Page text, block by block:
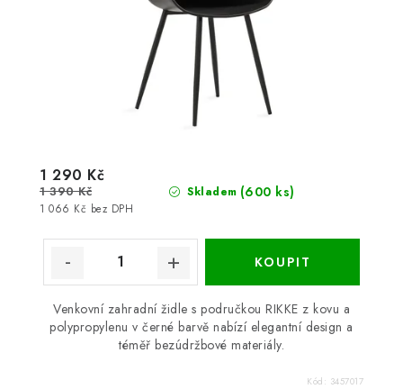
Skladem (600 ks)
1 066 Kč bez DPH
1 290 Kč
1 390 Kč
Venkovní zahradní židle s područkou RIKKE z kovu a
polypropylenu v černé barvě nabízí elegantní design a
téměř bezúdržbové materiály.
Kód: 3457017